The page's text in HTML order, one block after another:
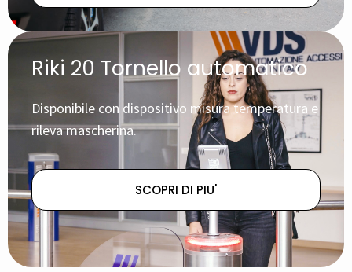
Riki 20 Tornello automatico
Disponibile con dispositivo misura temperatura e
rileva mascherina.
SCOPRI DI PIU'